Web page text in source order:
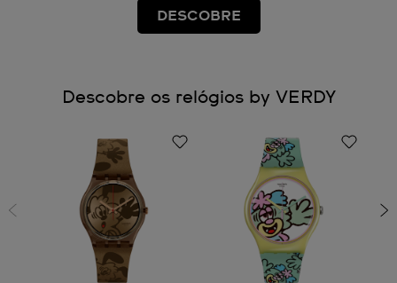
DESCOBRE
Descobre os relógios by VERDY